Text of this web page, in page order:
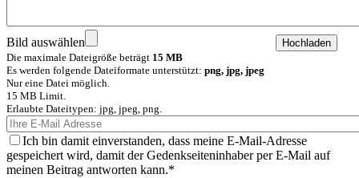
Bild auswählen
Die maximale Dateigröße beträgt 15 MB
Es werden folgende Dateiformate unterstützt: png, jpg, jpeg
Nur eine Datei möglich.
15 MB Limit.
Erlaubte Dateitypen: jpg, jpeg, png.
Ich bin damit einverstanden, dass meine E-Mail-Adresse
gespeichert wird, damit der Gedenkseiteninhaber per E-Mail auf
meinen Beitrag antworten kann.